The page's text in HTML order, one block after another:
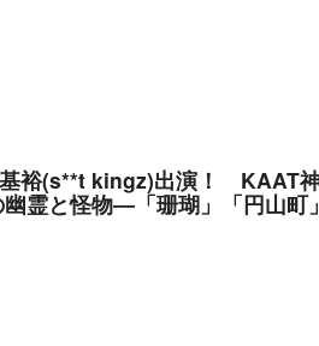
裕(s**t kingz)出演！ KAAT
幽霊と怪物―「珊瑚」「円山町